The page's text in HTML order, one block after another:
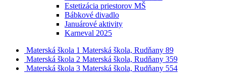
Estetizácia priestorov MŠ
Bábkové divadlo
Januárové aktivity
Karneval 2025
Materská škola 1 Materská škola, Rudňany 89
Materská škola 2 Materská škola, Rudňany 359
Materská škola 3 Materská škola, Rudňany 554